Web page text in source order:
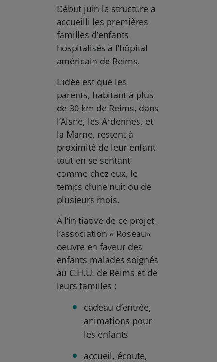
Début juin la structure a
accueilli les premières
familles d’enfants
hospitalisés à l’hôpital
américain de Reims.
L’idée est que les
parents, habitant à plus
de 30 km de Reims, dans
l’Aisne, les Ardennes, et
la Marne, restent à
proximité de leur enfant
tout en se sentant
comme chez eux, le
temps d’une nuit ou de
plusieurs mois.
A l’initiative de ce projet,
l’association « Roseau»
oeuvre en faveur des
enfants malades soignés
au C.H.U. de Reims et de
leurs familles :
cadeau d’entrée,
animations pour
les enfants
accueil, écoute,